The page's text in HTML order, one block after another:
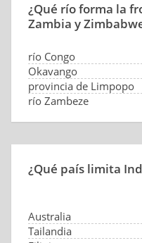
¿Qué río forma la
Zambia y
río Congo
Okavango
provincia de Limpopo
río Zambeze
¿Qué país limita
Australia
Tailandia